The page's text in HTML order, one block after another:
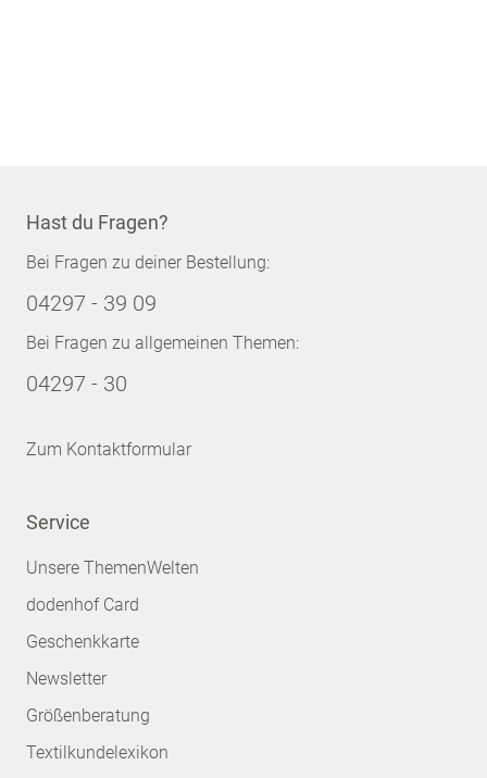
Hast du Fragen?
Bei Fragen zu deiner Bestellung:
04297 - 39 09
Bei Fragen zu allgemeinen Themen:
04297 - 30
Zum Kontaktformular
Service
Unsere ThemenWelten
dodenhof Card
Geschenkkarte
Newsletter
Größenberatung
Textilkundelexikon